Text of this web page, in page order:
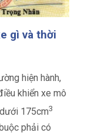
gì và thời
hiện hành,
khiển xe mô
175cm3
phải có